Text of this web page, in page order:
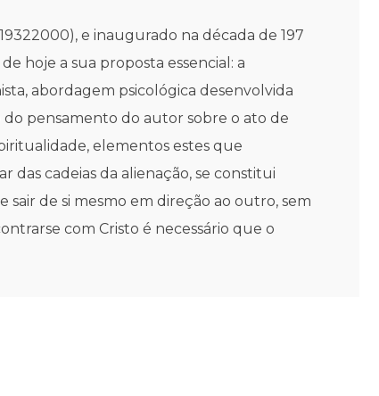
e inaugurado na década de 197
hoje a sua proposta essencial: a
abordagem psicológica desenvolvida
do pensamento do autor sobre o ato de
elementos estes que
das cadeias da alienação, se constitui
de si mesmo em direção ao outro, sem
com Cristo é necessário que o